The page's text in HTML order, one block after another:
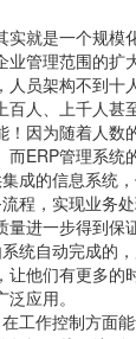
实就是一个规模
业管理范围的扩
人员架构不到十
百人、上千人甚
！因为随着人数
ERP管理系统
成的信息系统
流程，实现业务
进一步得到保证
系统自动完成的
让他们有更多
应用。
在工作控制方面